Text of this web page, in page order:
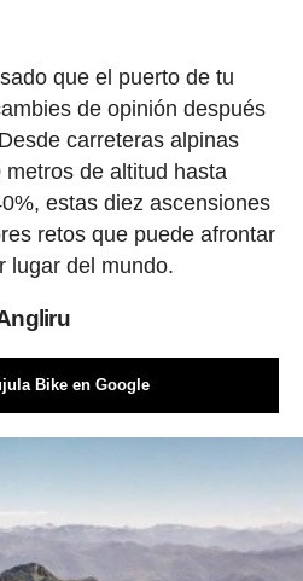
que el puerto de tu
de opinión después
carreteras alpinas
de altitud hasta
estas diez ascensiones
retos que puede afrontar
lugar del mundo.
Bike en Google